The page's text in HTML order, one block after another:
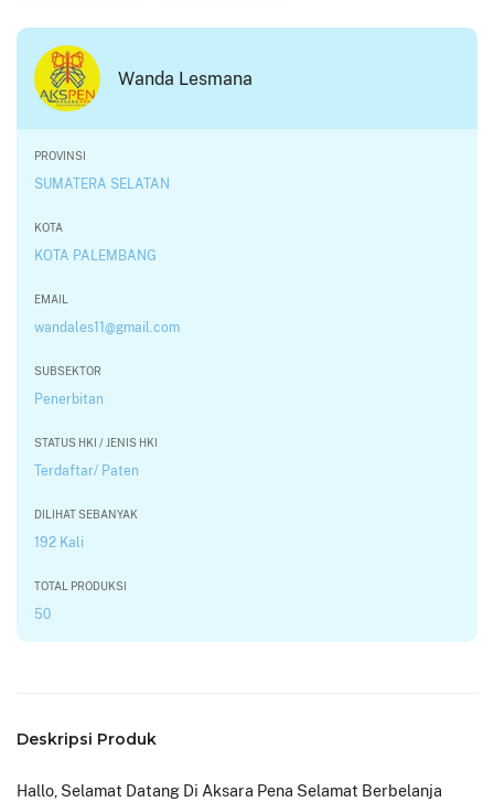
Wanda Lesmana
PROVINSI
SUMATERA SELATAN
KOTA
KOTA PALEMBANG
EMAIL
wandales11@gmail.com
SUBSEKTOR
Penerbitan
STATUS HKI / JENIS HKI
Terdaftar/ Paten
DILIHAT SEBANYAK
192 Kali
TOTAL PRODUKSI
50
Deskripsi Produk
Hallo, Selamat Datang Di Aksara Pena Selamat Berbelanja